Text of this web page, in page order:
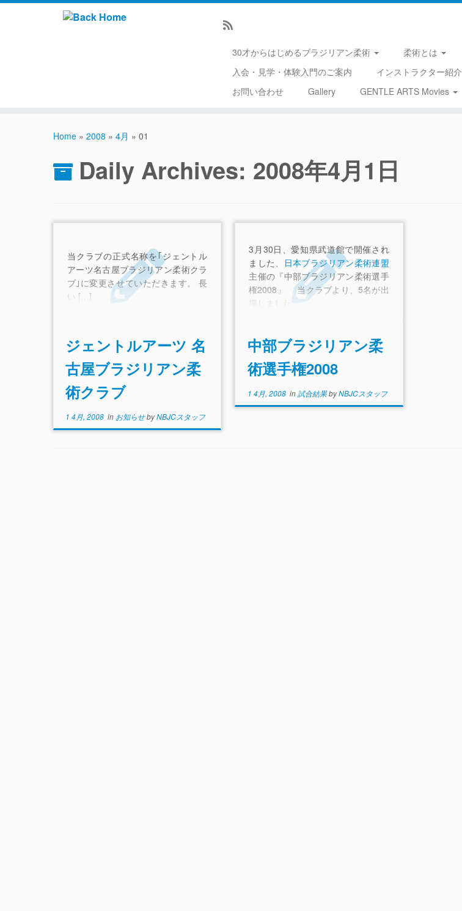
30才からはじめるブラジリアン柔術 柔術とは
入会・見学・体験入門のご案内
インストラクター紹介
お問い合わせ
Gallery GENTLE ARTS Movies
Home » 2008 » 4月 » 01
Daily Archives: 2008年4月1日
当クラブの正式名称を｢ジェントル
アーツ名古屋ブラジリアン柔術クラ
ブ｣に変更させていただきます。 長
い […]
ジェントルアーツ 名
古屋ブラジリアン柔
術クラブ
1 4月, 2008 in お知らせbyNBJCスタッフ
3月30日、愛知県武道館で開催され
ました、
日本ブラジリアン柔術連盟
主催の『中部ブラジリアン柔術選手
権2008』 当クラブより、5名が出
場しました。
中部ブラジリアン柔
術選手権2008
1 4月, 2008in試合結果byNBJCスタッフ